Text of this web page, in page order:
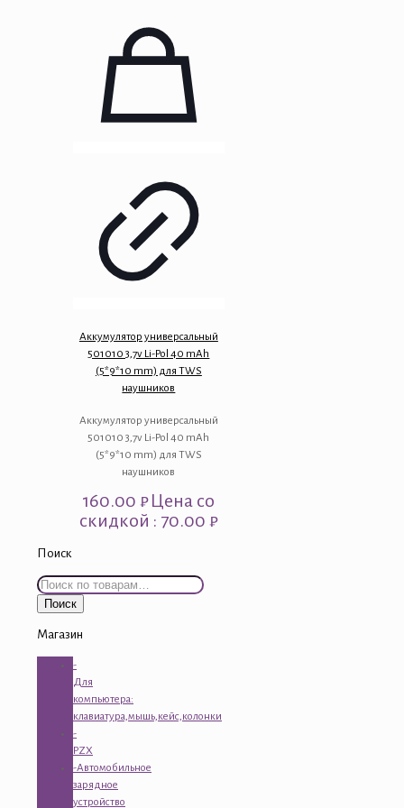
Аккумулятор универсальный
501010 3,7v Li-Pol 40 mAh
(5*9*10 mm) для TWS
наушников
Аккумулятор универсальный
501010 3,7v Li-Pol 40 mAh
(5*9*10 mm) для TWS
наушников
160.00₽Цена со
скидкой : 70.00 ₽
Поиск
Искать:
Поиск
Магазин
-
Для
компьютера:
клавиатура,мышь,кейс,колонки
-
PZX
-Автомобильное
зарядное
устройство